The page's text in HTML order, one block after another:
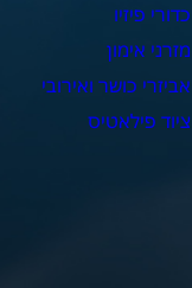
כדורי פיזיו
מזרני אימון
אביזרי כושר ואירובי
ציוד פילאטיס